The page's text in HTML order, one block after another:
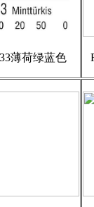
薄荷绿蓝色